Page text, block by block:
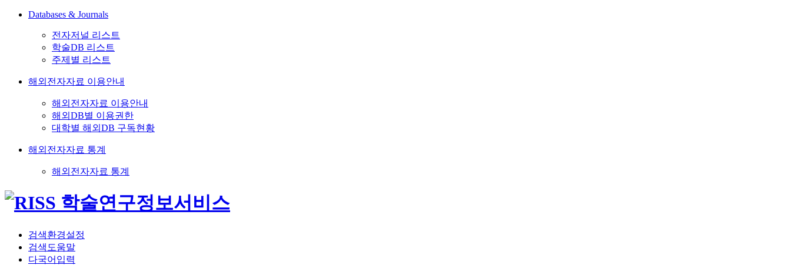
Databases & Journals
전자저널 리스트
학술DB 리스트
주제별 리스트
해외전자자료 이용안내
해외전자자료 이용안내
해외DB별 이용권한
대학별 해외DB 구독현황
해외전자자료 통계
해외전자자료 통계
검색환경설정
검색도움말
다국어입력